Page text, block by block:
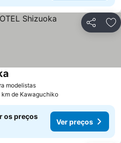
Partilhar
modelistas
km de Kawaguchiko
os preços
Ver preços